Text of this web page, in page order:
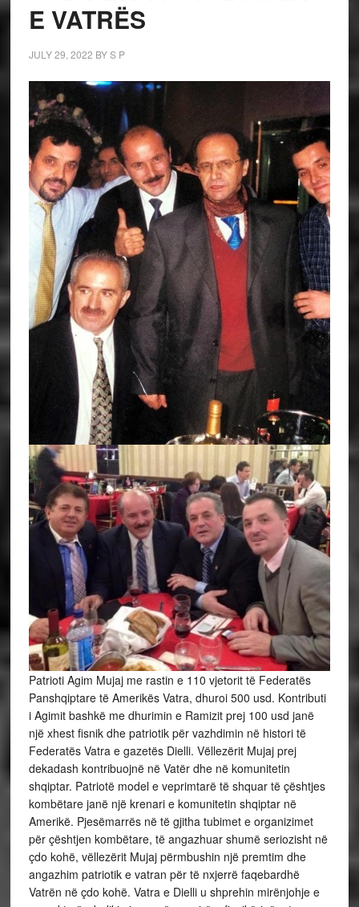
E VATRËS
JULY 29, 2022 BYS P
Patrioti Agim Mujaj me rastin e 110 vjetorit të Federatës
Panshqiptare të Amerikës Vatra, dhuroi 500 usd. Kontributi
i Agimit bashkë me dhurimin e Ramizit prej 100 usd janë
një xhest fisnik dhe patriotik për vazhdimin në histori të
Federatës Vatra e gazetës Dielli. Vëllezërit Mujaj prej
dekadash kontribuojnë në Vatër dhe në komunitetin
shqiptar. Patriotë model e veprimtarë të shquar të çështjes
kombëtare janë një krenari e komunitetin shqiptar në
Amerikë. Pjesëmarrës në të gjitha tubimet e organizimet
për çështjen kombëtare, të angazhuar shumë seriozisht në
çdo kohë, vëllezërit Mujaj përmbushin një premtim dhe
angazhim patriotik e vatran për të nxjerrë faqebardhë
Vatrën në çdo kohë. Vatra e Dielli u shprehin mirënjohje e